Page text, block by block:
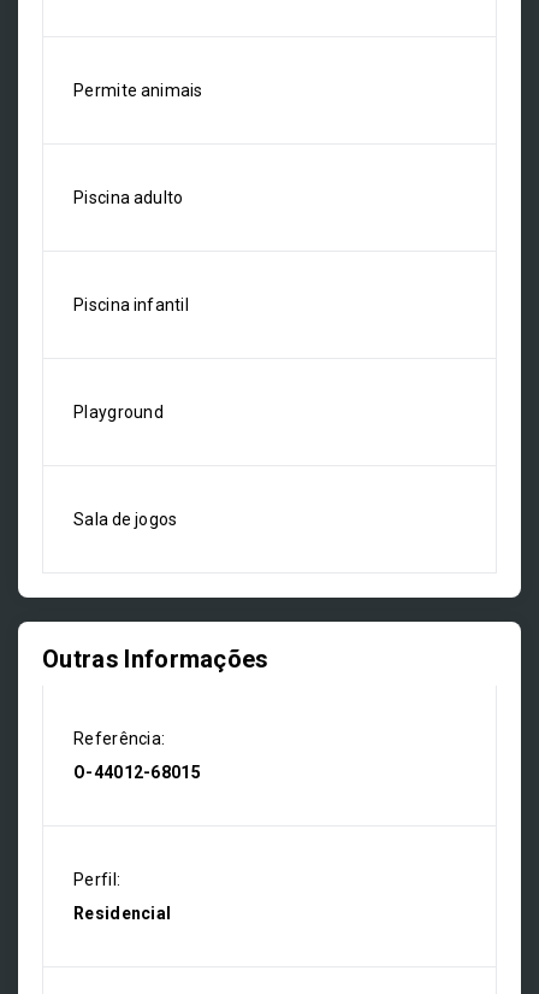
Permite animais
Piscina adulto
Piscina infantil
Playground
Sala de jogos
Outras Informações
Referência:
O-44012-68015
Perfil:
Residencial